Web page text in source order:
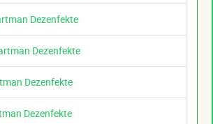
Dezenfekte
Dezenfekte
Dezenfekte
Dezenfekte